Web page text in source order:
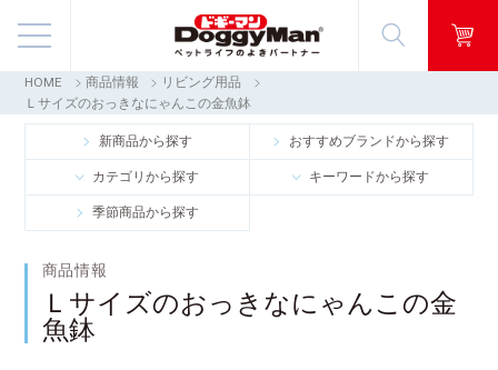
商品情報
映像ギャラリー
知る・楽しむ
お客様窓口・Q＆A
会社情報
HOME 商品情報
リビング用品
Ｌサイズのおっきなにゃんこの金魚鉢
新商品から探す おすすめブランドから探す
カテゴリから探す キーワードから探す
季節商品から探す
商品情報
Ｌサイズのおっきなにゃんこの金
魚鉢